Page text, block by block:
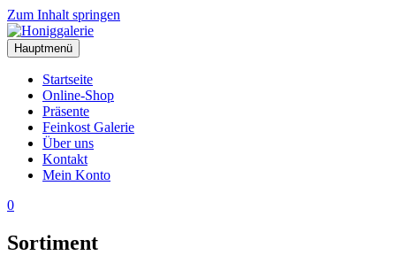
Zum Inhalt springen
Hauptmenü
Startseite
Online-Shop
Präsente
Feinkost Galerie
Über uns
Kontakt
Mein Konto
0
Sortiment